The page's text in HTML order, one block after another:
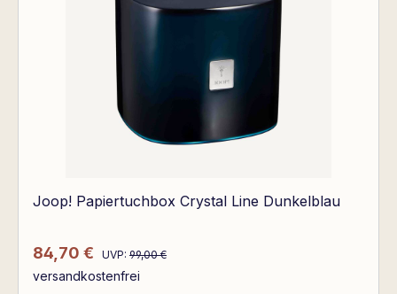
Joop! Papiertuchbox Crystal Line Dunkelblau
Verkaufspreis:
84,70 € Regulärer Preis:
UVP: 99,00 €
versandkostenfrei